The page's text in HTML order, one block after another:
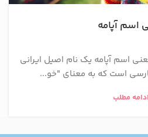
اسم آپامه
اسم آپامه یک نام اصیل ایرانی
است که به معنای "خو...
ادامه مطلب